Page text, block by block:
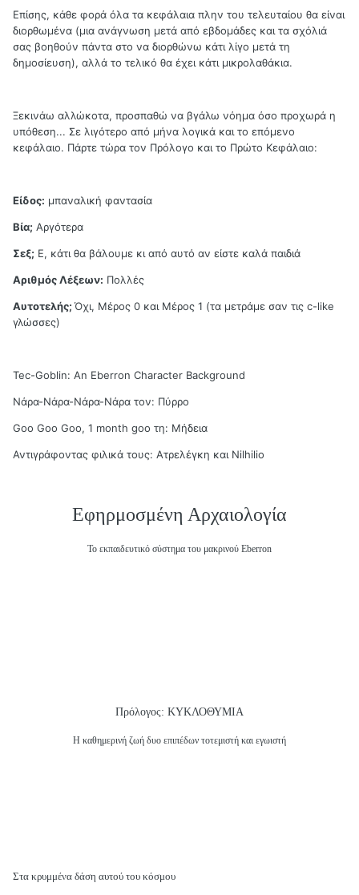
Επίσης, κάθε φορά όλα τα κεφάλαια πλην του τελευταίου θα είναι
διορθωμένα (μια ανάγνωση μετά από εβδομάδες και τα σχόλιά
σας βοηθούν πάντα στο να διορθώνω κάτι λίγο μετά τη
δημοσίευση), αλλά το τελικό θα έχει κάτι μικρολαθάκια.
Ξεκινάω αλλώκοτα, προσπαθώ να βγάλω νόημα όσο προχωρά η
υπόθεση... Σε λιγότερο από μήνα λογικά και το επόμενο
κεφάλαιο. Πάρτε τώρα τον Πρόλογο και το Πρώτο Κεφάλαιο:
Είδος: μπαναλική φαντασία
Βία; Αργότερα
Σεξ; Ε, κάτι θα βάλουμε κι από αυτό αν είστε καλά παιδιά
Αριθμός Λέξεων: Πολλές
Αυτοτελής; Όχι, Μέρος 0 και Μέρος 1 (τα μετράμε σαν τις c-like
γλώσσες)
Tec-Goblin: An Eberron Character Background
Νάρα-Νάρα-Νάρα-Νάρα τον: Πύρρο
Goo Goo Goo, 1 month goo τη: Μήδεια
Αντιγράφοντας φιλικά τους: Ατρελέγκη και Nilhilio
Εφηρμοσμένη Αρχαιολογία
Το εκπαιδευτικό σύστημα του μακρινού Eberron
Πρόλογος: ΚΥΚΛΟΘΥΜΙΑ
Η καθημερινή ζωή δυο επιπέδων τοτεμιστή και εγωιστή
Στα κρυμμένα δάση αυτού του κόσμου